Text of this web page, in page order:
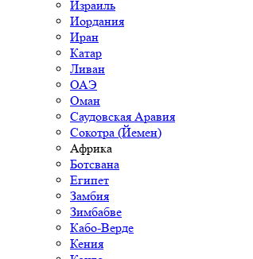
Израиль
Иордания
Иран
Катар
Ливан
ОАЭ
Оман
Саудовская Аравия
Сокотра (Йемен)
Африка
Ботсвана
Египет
Замбия
Зимбабве
Кабо-Верде
Кения